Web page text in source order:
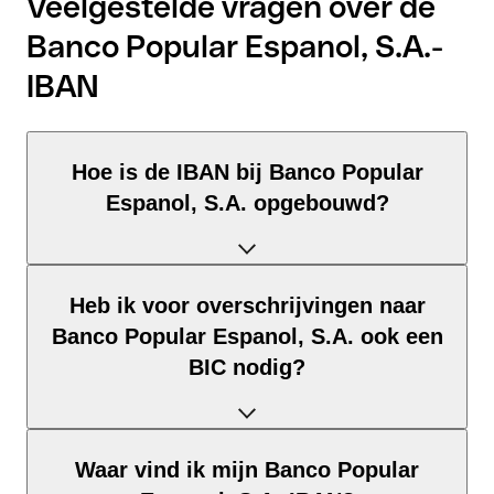
Banco Popular Espanol, S.A.-
IBAN
Hoe is de IBAN bij Banco Popular
Espanol, S.A. opgebouwd?
opgebouwd uit drie elementen:
Landcode (positie 1–2): Spanje identificeert Spanje volgens
Controlegetal (positie 3–4): Berekend via de modulo-97-
BBAN (positie 5–24): De nationale rekeningidentificatie –
Heb ik voor overschrijvingen naar
Banco Popular Espanol, S.A. ook een
BIC nodig?
Waar vind ik mijn Banco Popular